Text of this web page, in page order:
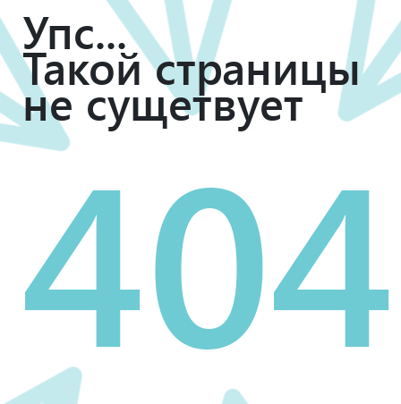
Упс...
Такой страницы
не сущетвует
404